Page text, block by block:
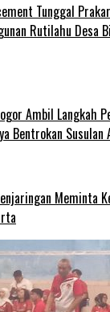
Tunggal
Rutilahu Desa
Ambil Langkah
Bentrokan Susulan
Meminta